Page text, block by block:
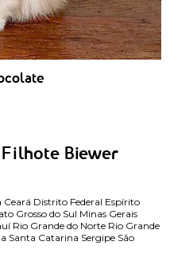
Filhote Biewer
Ceará Distrito Federal Espírito
Grosso do Sul Minas Gerais
Rio Grande do Norte Rio Grande
Santa Catarina Sergipe São